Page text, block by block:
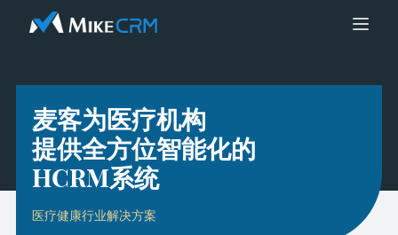
麦客为医疗机构
提供全方位智能化的
HCRM系统
医疗健康行业解决方案